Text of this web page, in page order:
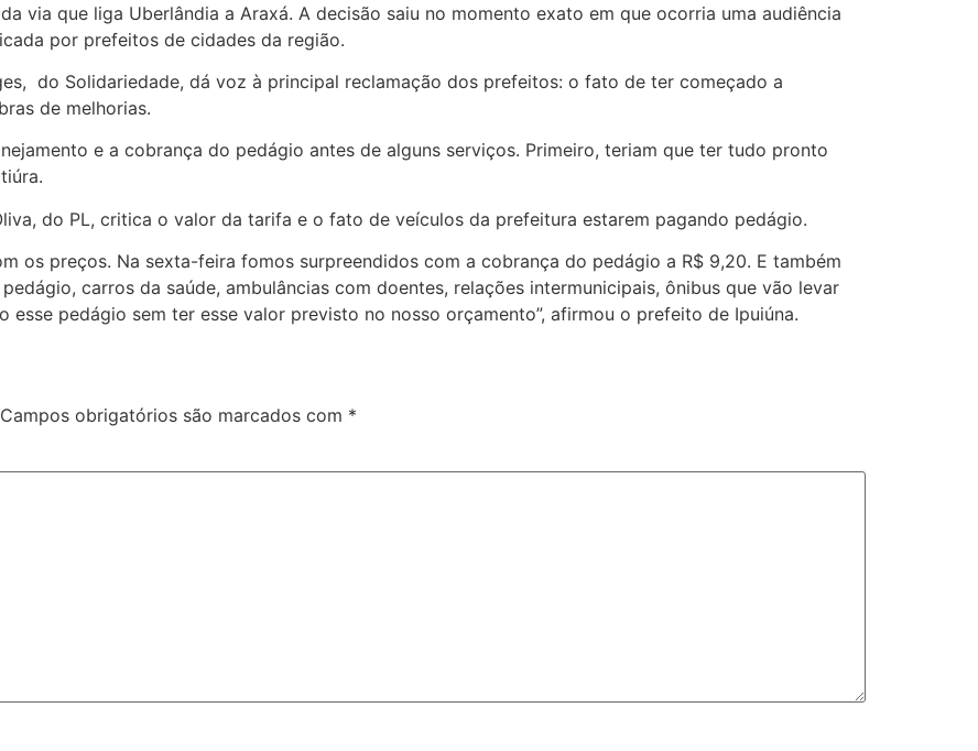
via que liga Uberlândia a Araxá. A decisão saiu no momento exato em que ocorria uma audiência
por prefeitos de cidades da região.
do Solidariedade, dá voz à principal reclamação dos prefeitos: o fato de ter começado a
de melhorias.
e a cobrança do pedágio antes de alguns serviços. Primeiro, teriam que ter tudo pronto
do PL, critica o valor da tarifa e o fato de veículos da prefeitura estarem pagando pedágio.
os preços. Na sexta-feira fomos surpreendidos com a cobrança do pedágio a R$ 9,20. E também
carros da saúde, ambulâncias com doentes, relações intermunicipais, ônibus que vão levar
esse pedágio sem ter esse valor previsto no nosso orçamento”, afirmou o prefeito de Ipuiúna.
Campos obrigatórios são marcados com *